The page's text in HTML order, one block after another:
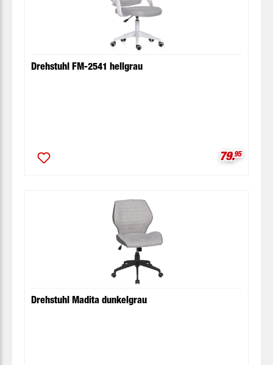
Drehstuhl FM-2541 hellgrau
79.95
Drehstuhl Madita dunkelgrau